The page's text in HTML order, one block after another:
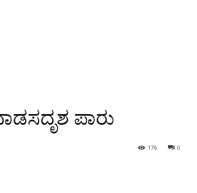
ಪಾರು
0
176